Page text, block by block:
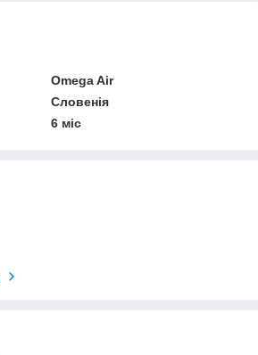
Omega Air
Словенія
6 міс